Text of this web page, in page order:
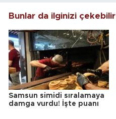
Bunlar da ilginizi çekebilir
Samsun simidi sıralamaya
damga vurdu! İşte puanı